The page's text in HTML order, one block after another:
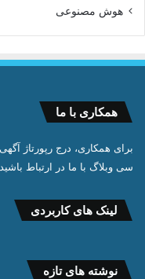
هوش مصنوعی
همکاری با ما
برای همکاری، درج رپورتاژ
سی وبلاگ با ما در ارتباط
لینک های کاربردی
نوشته های تازه